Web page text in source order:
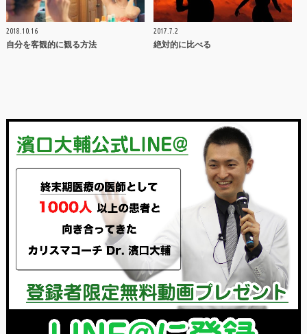
2018.10.16
自分を客観的に観る方法
2017.7.2
絶対的に比べる